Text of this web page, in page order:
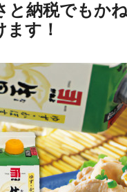
と納税でもか
ます！